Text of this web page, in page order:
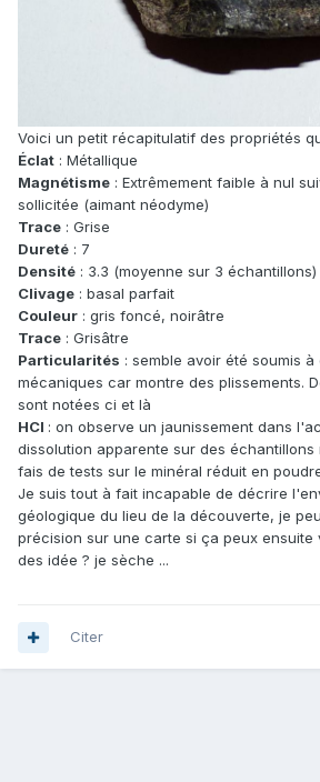
Voici un petit récapitulatif des propriétés
Éclat : Métallique
Magnétisme : Extrêmement faible à nul
sollicitée (aimant néodyme)
Trace : Grise
Dureté : 7
Densité : 3.3 (moyenne sur 3 échantillons)
Clivage : basal parfait
Couleur : gris foncé, noirâtre
Trace : Grisâtre
Particularités : semble avoir été soumis
mécaniques car montre des plissements.
sont notées ci et là
HCl : on observe un jaunissement dans
dissolution apparente sur des échantillons
fais de tests sur le minéral réduit en
Je suis tout à fait incapable de décrire
géologique du lieu de la découverte, je
précision sur une carte si ça peux ensuite
des idée ? je sèche ...
Citer